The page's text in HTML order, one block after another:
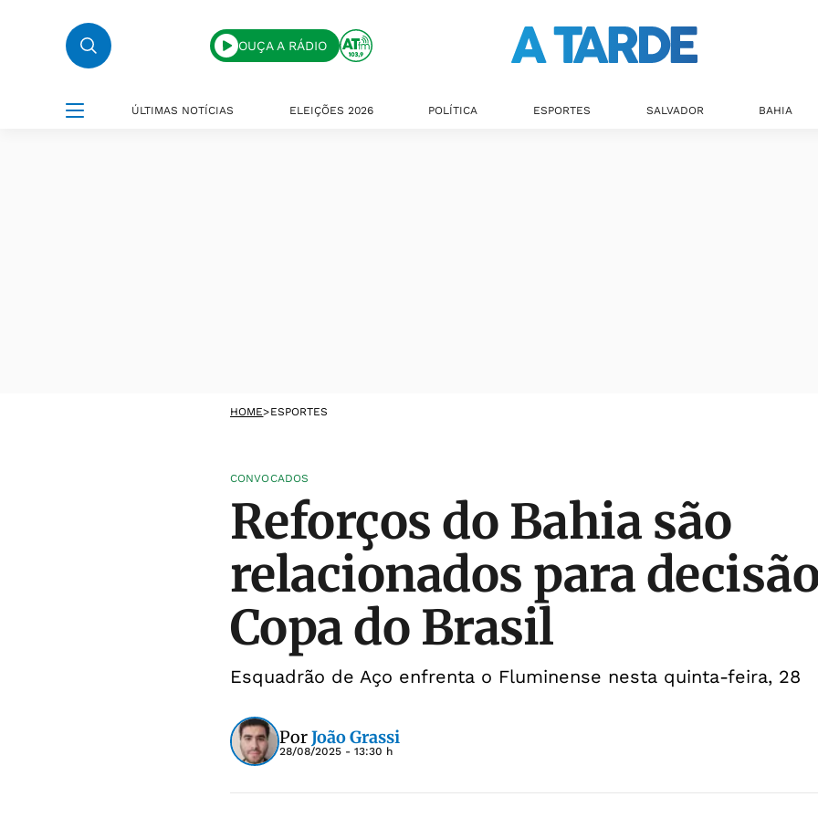
OUÇA A RÁDIO
ÚLTIMAS NOTÍCIAS ELEIÇÕES 2026 POLÍTICA ESPORTES SALVADOR BAHIA
HOME>ESPORTES
CONVOCADOS
Reforços do Bahia são
relacionados para
Copa do Brasil
Esquadrão de Aço enfrenta o Fluminense nesta quinta-feira, 28
PorJoão Grassi
28/08/2025 - 13:30 h